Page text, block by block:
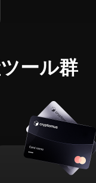
ール群